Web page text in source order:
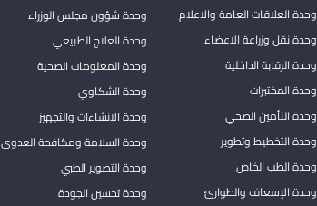
وحدة العلاقات العامة والاعلام
وحدة نقل وزراعة الاعضاء
وحدة الرقابة الداخلية
وحدة المختبرات
وحدة التأمين الصحي
وحدة التخطيط وتطوير
وحدة الطب الخاص
وحدة الإسعاف والطوارئ
وحدة شؤون مجلس الوزراء
وحدة العلاج الطبيعي
وحدة المعلومات الصحية
وحدة الشكاوي
وحدة الانشاءات والتجهيز
وحدة السلامة ومكافحة العدوى
وحدة التصوير الطبي
وحدة تحسين الجودة